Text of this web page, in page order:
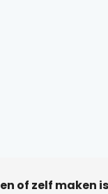
of zelf